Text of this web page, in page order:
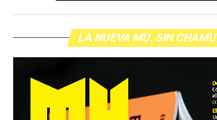
LA NUEVA MU. SIN